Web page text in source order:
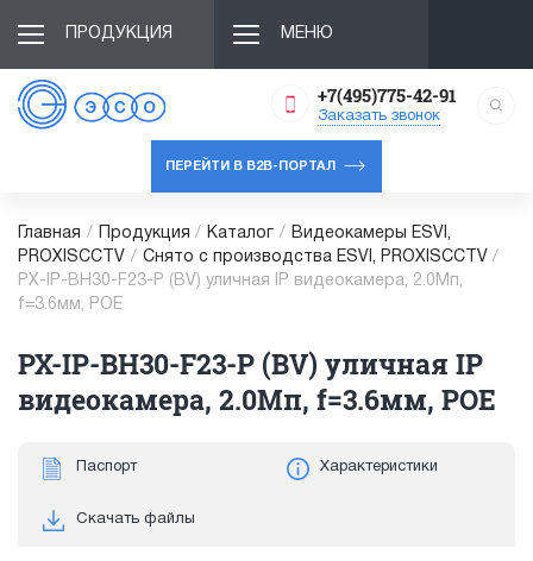
ПРОДУКЦИЯ МЕНЮ
+7(495)775-42-91
Заказать звонок
ПЕРЕЙТИ В B2B-ПОРТАЛ
Главная / Продукция / Каталог /
Видеокамеры ESVI,
PROXISCCTV / Снято с производства ESVI, PROXISCCTV /
PX-IP-BH30-F23-P (BV) уличная IP видеокамера, 2.0Мп,
f=3.6мм, POE
PX-IP-BH30-F23-P (BV) уличная IP
видеокамера, 2.0Мп, f=3.6мм, POE
Паспорт Характеристики
Скачать файлы